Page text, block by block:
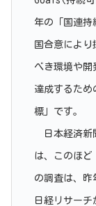
年の「国連持
国合意により
べき環境や開
達成するため
標」です。
日本経済新
は、このほど
の調査は、昨
日経リサーチ